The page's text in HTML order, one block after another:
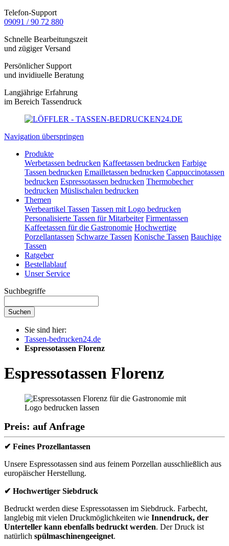
Telefon-Support
09091 / 90 72 880
Schnelle Bearbeitungszeit
und zügiger Versand
Persönlicher Support
und invidiuelle Beratung
Langjährige Erfahrung
im Bereich Tassendruck
Navigation überspringen
Produkte
Werbetassen bedrucken Kaffeetassen bedrucken Farbige
Tassen bedrucken Emailletassen bedrucken Cappuccinotassen
bedrucken Espressotassen bedrucken Thermobecher
bedrucken Müslischalen bedrucken
Themen
Werbeartikel Tassen Tassen mit Logo bedrucken
Personalisierte Tassen für Mitarbeiter Firmentassen
Kaffeetassen für die Gastronomie Hochwertige
Porzellantassen Schwarze Tassen Konische Tassen Bauchige
Tassen
Ratgeber
Bestellablauf
Unser Service
Suchbegriffe
Suchen
Sie sind hier:
Tassen-bedrucken24.de
Espressotassen Florenz
Espressotassen Florenz
Preis: auf Anfrage
✔ Feines Prozellantassen
Unsere Espressotassen sind aus feinem Porzellan ausschließlich aus
europäischer Herstellung.
✔ Hochwertiger Siebdruck
Bedruckt werden diese Espressotassen im Siebdruck. Farbecht,
langlebig mit vielen Druckmöglichkeiten wie Innendruck, der
Unterteller kann ebenfalls bedruckt werden. Der Druck ist
natürlich spülmaschinengeeignet.